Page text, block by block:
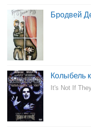
Бродвей
Колыбель
It's Not If